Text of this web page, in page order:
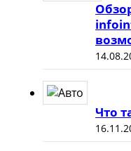
Что